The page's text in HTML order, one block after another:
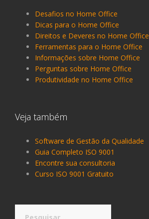
Desafios no Home Office
Dicas para o Home Office
Direitos e Deveres no Home Office
Ferramentas para o Home Office
Informações sobre Home Office
Perguntas sobre Home Office
Produtividade no Home Office
Veja também
Software de Gestão da Qualidade
Guia Completo ISO 9001
Encontre sua consultoria
Curso ISO 9001 Gratuito